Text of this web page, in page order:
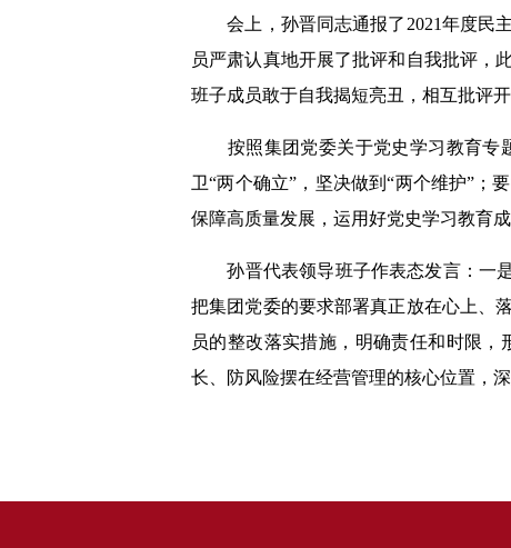
会上，孙晋同志通报了2021年度民主
员严肃认真地开展了批评和自我批评，
班子成员敢于自我揭短亮丑，相互批评
按照集团党委关于党史学习教育专题
卫“两个确立”，坚决做到“两个维护”；
保障高质量发展，运用好党史学习教育
孙晋代表领导班子作表态发言：一是
把集团党委的要求部署真正放在心上、
员的整改落实措施，明确责任和时限
长、防风险摆在经营管理的核心位置，